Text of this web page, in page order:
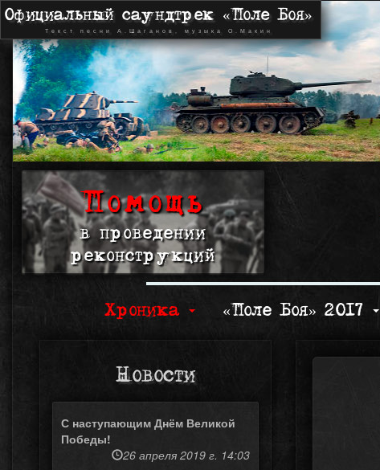
Официальный саундтрек «Поле Боя»
Текст песни А.Шаганов, музыка О.Макин
Помощь
в проведении
реконструкций
Хроника «Поле Боя» 2017
Новости
С наступающим Днём Великой
Победы!
26 апреля 2019 г. 14:03